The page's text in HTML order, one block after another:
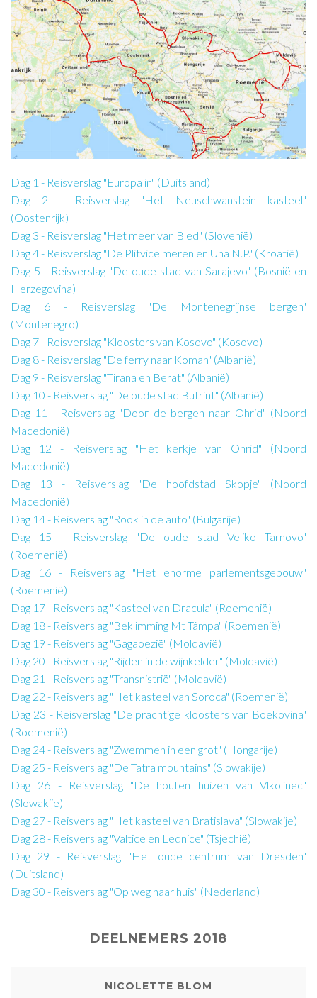
Dag 1 - Reisverslag "Europa in" (Duitsland)
Dag 2 - Reisverslag "Het Neuschwanstein kasteel"
(Oostenrijk)
Dag 3 - Reisverslag "Het meer van Bled" (Slovenië)
Dag 4 - Reisverslag "De Plitvice meren en Una N.P." (Kroatië)
Dag 5 - Reisverslag "De oude stad van Sarajevo" (Bosnië en
Herzegovina)
Dag 6 - Reisverslag "De Montenegrijnse bergen"
(Montenegro)
Dag 7 - Reisverslag "Kloosters van Kosovo" (Kosovo)
Dag 8 - Reisverslag "De ferry naar Koman" (Albanië)
Dag 9 - Reisverslag "Tirana en Berat" (Albanië)
Dag 10 - Reisverslag "De oude stad Butrint" (Albanië)
Dag 11 - Reisverslag "Door de bergen naar Ohrid" (Noord
Macedonië)
Dag 12 - Reisverslag "Het kerkje van Ohrid" (Noord
Macedonië)
Dag 13 - Reisverslag "De hoofdstad Skopje" (Noord
Macedonië)
Dag 14 - Reisverslag "Rook in de auto" (Bulgarije)
Dag 15 - Reisverslag "De oude stad Veliko Tarnovo"
(Roemenië)
Dag 16 - Reisverslag "Het enorme parlementsgebouw"
(Roemenië)
Dag 17 - Reisverslag "Kasteel van Dracula" (Roemenië)
Dag 18 - Reisverslag "Beklimming Mt Tâmpa" (Roemenië)
Dag 19 - Reisverslag "Gagaoezië" (Moldavië)
Dag 20 - Reisverslag "Rijden in de wijnkelder" (Moldavië)
Dag 21 - Reisverslag "Transnistrië" (Moldavië)
Dag 22 - Reisverslag "Het kasteel van Soroca" (Roemenië)
Dag 23 - Reisverslag "De prachtige kloosters van Boekovina"
(Roemenië)
Dag 24 - Reisverslag "Zwemmen in een grot" (Hongarije)
Dag 25 - Reisverslag "De Tatra mountains" (Slowakije)
Dag 26 - Reisverslag "De houten huizen van Vlkolínec"
(Slowakije)
Dag 27 - Reisverslag "Het kasteel van Bratislava" (Slowakije)
Dag 28 - Reisverslag "Valtice en Lednice" (Tsjechië)
Dag 29 - Reisverslag "Het oude centrum van Dresden"
(Duitsland)
Dag 30 - Reisverslag "Op weg naar huis" (Nederland)
DEELNEMERS 2018
NICOLETTE BLOM